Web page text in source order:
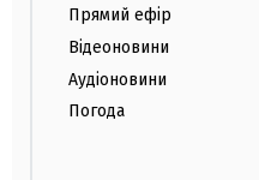
Прямий ефір
Відеоновини
Аудіоновини
Погода